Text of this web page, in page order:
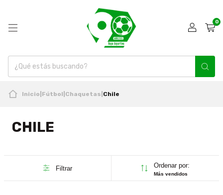
0
Inicio Fútbol Chaquetas Chile
CHILE
Filtrar Ordenar por:
Más vendidos